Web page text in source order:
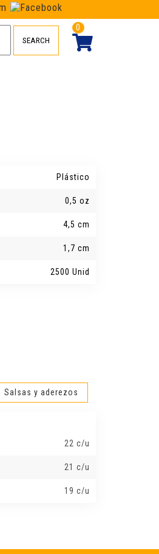
0
SEARCH
Plástico
0,5 oz
4,5 cm
1,7 cm
2500 Unid
Salsas y aderezos
22 c/u
21 c/u
19 c/u